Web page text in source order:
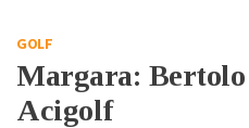
GOLF
Margara:
Acigolf